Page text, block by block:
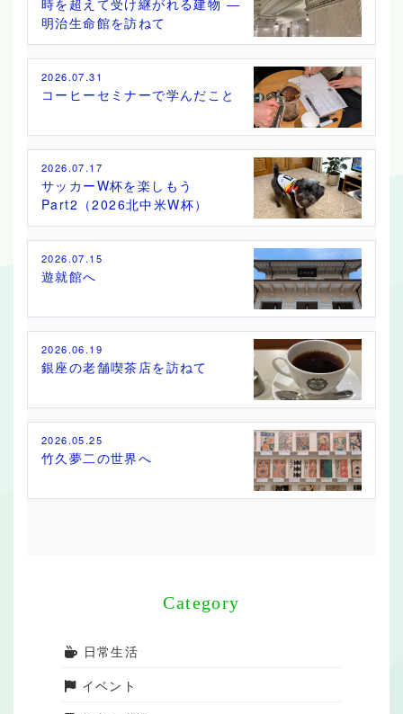
時を超えて受け継がれる建物 ―
明治生命館を訪ねて
2026.07.31
コーヒーセミナーで学んだこと
2026.07.17
サッカーW杯を楽しもう
Part2（2026北中米W杯）
2026.07.15
遊就館へ
2026.06.19
銀座の老舗喫茶店を訪ねて
2026.05.25
竹久夢二の世界へ
Category
日常生活
イベント